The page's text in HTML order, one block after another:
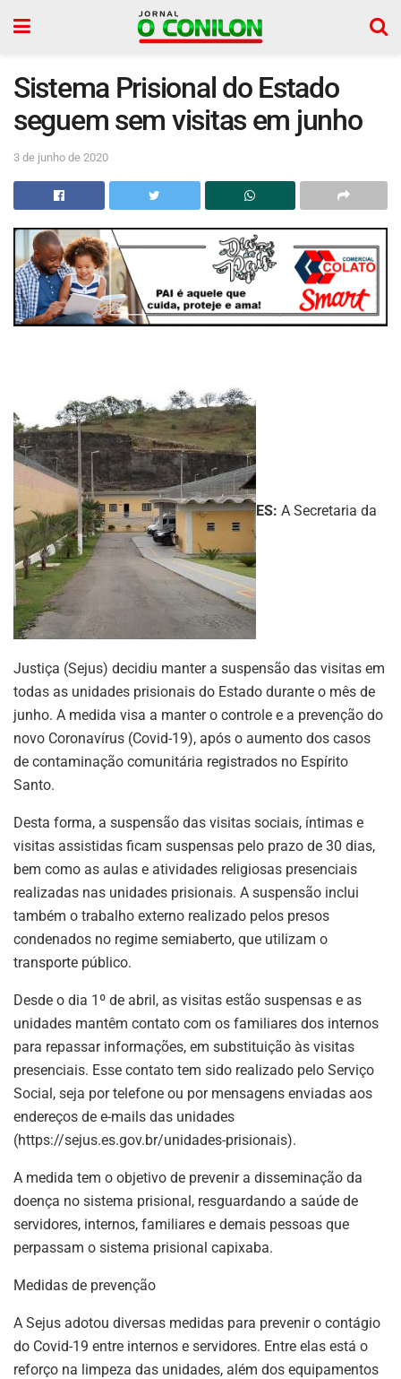
Sistema Prisional do Estado
seguem sem visitas em junho
3 de junho de 2020
ES: A Secretaria da
Justiça (Sejus) decidiu manter a suspensão das visitas em
todas as unidades prisionais do Estado durante o mês de
junho. A medida visa a manter o controle e a prevenção do
novo Coronavírus (Covid-19), após o aumento dos casos
de contaminação comunitária registrados no Espírito
Santo.
Desta forma, a suspensão das visitas sociais, íntimas e
visitas assistidas ficam suspensas pelo prazo de 30 dias,
bem como as aulas e atividades religiosas presenciais
realizadas nas unidades prisionais. A suspensão inclui
também o trabalho externo realizado pelos presos
condenados no regime semiaberto, que utilizam o
transporte público.
Desde o dia 1º de abril, as visitas estão suspensas e as
unidades mantêm contato com os familiares dos internos
para repassar informações, em substituição às visitas
presenciais. Esse contato tem sido realizado pelo Serviço
Social, seja por telefone ou por mensagens enviadas aos
endereços de e-mails das unidades
(https://sejus.es.gov.br/unidades-prisionais).
A medida tem o objetivo de prevenir a disseminação da
doença no sistema prisional, resguardando a saúde de
servidores, internos, familiares e demais pessoas que
perpassam o sistema prisional capixaba.
Medidas de prevenção
A Sejus adotou diversas medidas para prevenir o contágio
do Covid-19 entre internos e servidores. Entre elas está o
reforço na limpeza das unidades, além dos equipamentos